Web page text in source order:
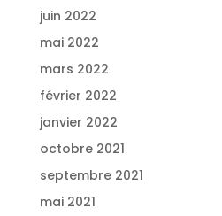
juin 2022
mai 2022
mars 2022
février 2022
janvier 2022
octobre 2021
septembre 2021
mai 2021